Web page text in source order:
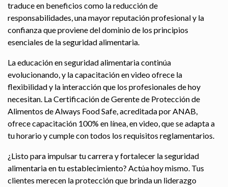
traduce en beneficios como la reducción de
responsabilidades, una mayor reputación profesional y la
confianza que proviene del dominio de los principios
esenciales de la seguridad alimentaria.
La educación en seguridad alimentaria continúa
evolucionando, y la capacitación en video ofrece la
flexibilidad y la interacción que los profesionales de hoy
necesitan. La Certificación de Gerente de Protección de
Alimentos de Always Food Safe, acreditada por ANAB,
ofrece capacitación 100% en línea, en video, que se adapta a
tu horario y cumple con todos los requisitos reglamentarios.
¿Listo para impulsar tu carrera y fortalecer la seguridad
alimentaria en tu establecimiento? Actúa hoy mismo. Tus
clientes merecen la protección que brinda un liderazgo